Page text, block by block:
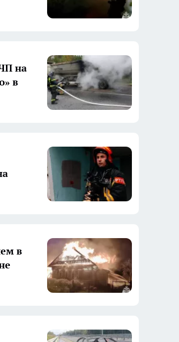
на
в
в